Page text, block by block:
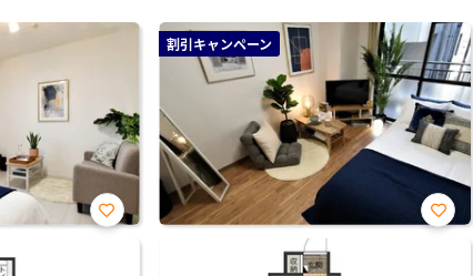
お気
割引キャンペーン
お気